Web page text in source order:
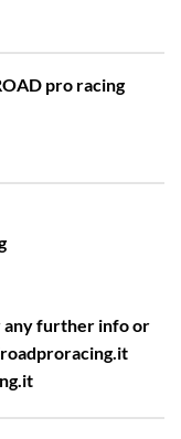
pro racing
any further info or